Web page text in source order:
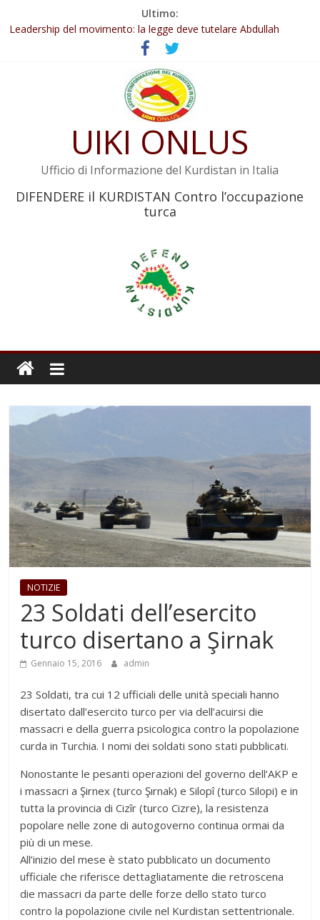
Ultimo:
Abdullah Öcalan: Le legge negativa deve essere trasformata in
Leadership del movimento: la legge deve tutelare Abdullah
Öcalan e l’intero movimento
Commissione donne del KNK: Şengal è di nuovo sotto minaccia
Non tenere conto della situazione di Rêber Apo ostacolerebbe
Il KNK chiede un’azione internazionale contro i crimini di guerra
UIKI ONLUS
Ufficio di Informazione del Kurdistan in Italia
DIFENDERE il KURDISTAN Contro l’occupazione
turca
NOTIZIE
23 Soldati dell’esercito
turco disertano a Şirnak
Gennaio 15, 2016 admin
23 Soldati, tra cui 12 ufficiali delle unità speciali hanno
disertato dall’esercito turco per via dell’acuirsi die
massacri e della guerra psicologica contro la popolazione
curda in Turchia. I nomi dei soldati sono stati pubblicati.
Nonostante le pesanti operazioni del governo dell‘AKP e
i massacri a Şirnex (turco Şırnak) e Silopî (turco Silopi) e in
tutta la provincia di Cizîr (turco Cizre), la resistenza
popolare nelle zone di autogoverno continua ormai da
più di un mese.
All’inizio del mese è stato pubblicato un documento
ufficiale che riferisce dettagliatamente die retroscena
die massacri da parte delle forze dello stato turco
contro la popolazione civile nel Kurdistan settentrionale.